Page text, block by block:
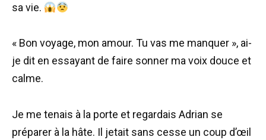
sa vie.
« Bon voyage, mon amour. Tu vas me manquer », ai-
je dit en essayant de faire sonner ma voix douce et
calme.
Je me tenais à la porte et regardais Adrian se
préparer à la hâte. Il jetait sans cesse un coup d’œil